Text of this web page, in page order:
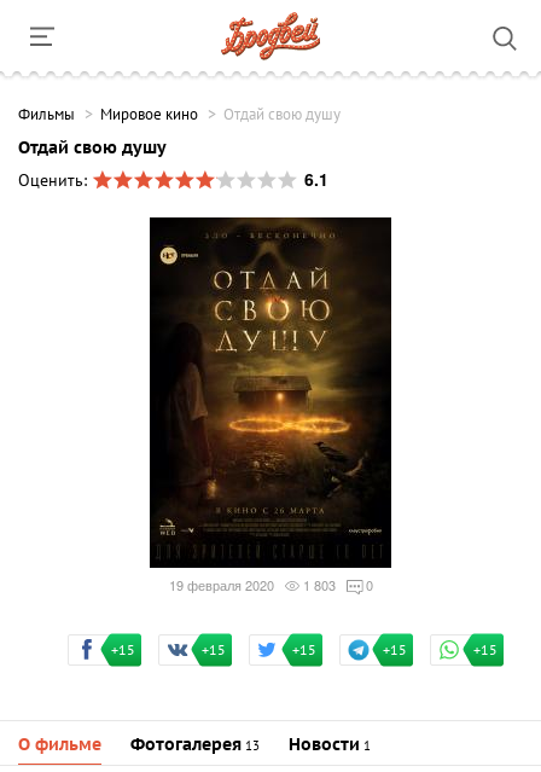
Фильмы Мировое кино Отдай свою душу
Отдай свою душу
Оценить:
6.1
19 февраля 2020 1 803 0
+15 +15 +15 +15 +15
О фильме Фотогалерея 13 Новости 1